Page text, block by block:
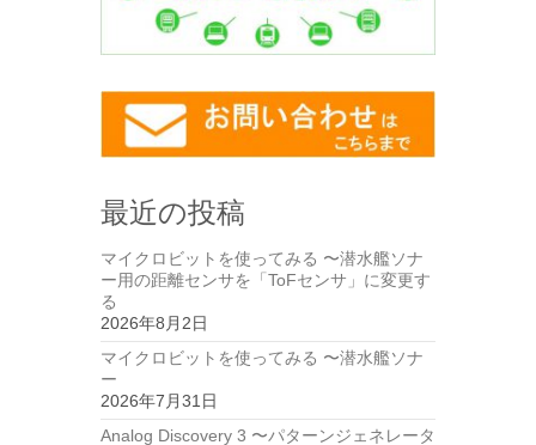
最近の投稿
マイクロビットを使ってみる 〜潜水艦ソナ
ー用の距離センサを「ToFセンサ」に変更す
る
2026年8月2日
マイクロビットを使ってみる 〜潜水艦ソナ
ー
2026年7月31日
Analog Discovery 3 〜パターンジェネレータ